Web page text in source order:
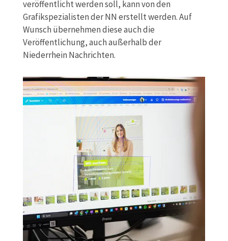
veröffentlicht werden soll, kann von den
Grafikspezialisten der NN erstellt werden. Auf
Wunsch übernehmen diese auch die
Veröffentlichung, auch außerhalb der
Niederrhein Nachrichten.